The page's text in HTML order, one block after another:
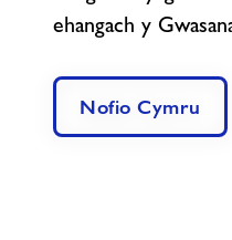
ehangach y
Nofio Cymru